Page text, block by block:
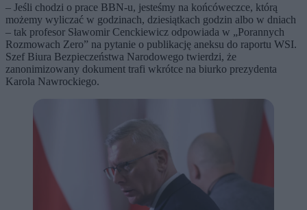
– Jeśli chodzi o prace BBN-u, jesteśmy na końcóweczce, którą
możemy wyliczać w godzinach, dziesiątkach godzin albo w dniach
– tak profesor Sławomir Cenckiewicz odpowiada w „Porannych
Rozmowach Zero” na pytanie o publikację aneksu do raportu WSI.
Szef Biura Bezpieczeństwa Narodowego twierdzi, że
zanonimizowany dokument trafi wkrótce na biurko prezydenta
Karola Nawrockiego.